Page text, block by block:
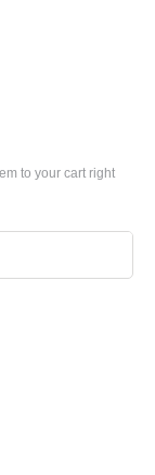
to increase or decrease the
to your cart right